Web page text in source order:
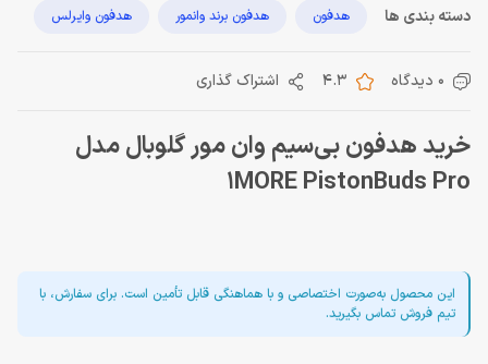
دسته بندی ها هدفون هدفون برند وانمور هدفون وایرلس
0 دیدگاه 4.3 اشتراک گذاری
خرید هدفون بی‌سیم وان مور گلوبال مدل
1MORE PistonBuds Pro
این محصول به‌صورت اختصاصی و با هماهنگی قابل تأمین است. برای سفارش، با
تیم فروش تماس بگیرید.